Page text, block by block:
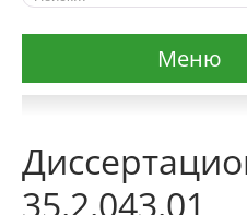
Меню
Основные сведения
35.2.043.01